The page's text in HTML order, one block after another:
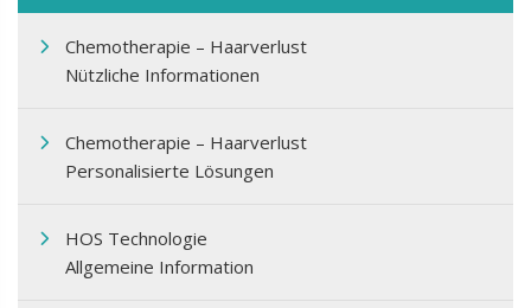
Chemotherapie – Haarverlust
Nützliche Informationen
Chemotherapie – Haarverlust
Personalisierte Lösungen
HOS Technologie
Allgemeine Information